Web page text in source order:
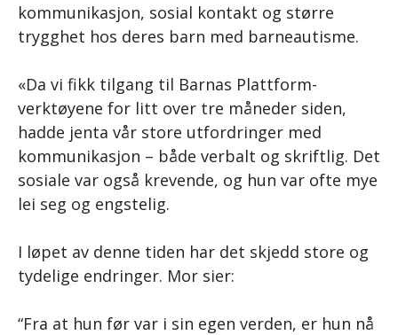
kommunikasjon, sosial kontakt og større
trygghet hos deres barn med barneautisme.
«Da vi fikk tilgang til Barnas Plattform-
verktøyene for litt over tre måneder siden,
hadde jenta vår store utfordringer med
kommunikasjon – både verbalt og skriftlig. Det
sosiale var også krevende, og hun var ofte mye
lei seg og engstelig.
I løpet av denne tiden har det skjedd store og
tydelige endringer. Mor sier:
“Fra at hun før var i sin egen verden, er hun nå